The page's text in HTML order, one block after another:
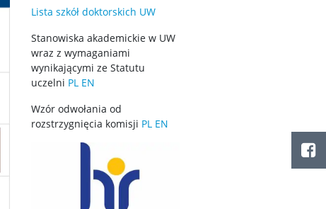
Lista szkół doktorskich UW
Stanowiska akademickie w UW
wraz z wymaganiami
wynikającymi ze Statutu
uczelni PL EN
Wzór odwołania od
rozstrzygnięcia komisji PL EN